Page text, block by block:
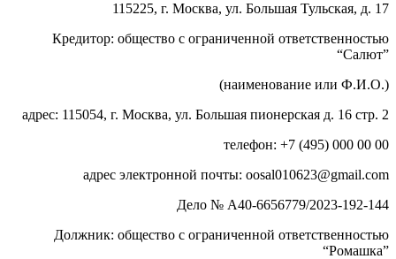
115225, г. Москва, ул. Большая Тульская, д. 17
Кредитор: общество с ограниченной ответственностью
“Салют”
(наименование или Ф.И.О.)
адрес: 115054, г. Москва, ул. Большая пионерская д. 16 стр. 2
телефон: +7 (495) 000 00 00
адрес электронной почты: oosal010623@gmail.com
Дело № А40-6656779/2023-192-144
Должник: общество с ограниченной ответственностью
“Ромашка”